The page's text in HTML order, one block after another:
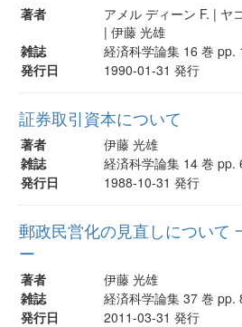
著者
アメル ディーン F. | ヤ
| 伊藤 光雄
雑誌
経済科学論集 16 巻 pp.
発行日
1990-01-31 発行
証券取引資本について
著者
伊藤 光雄
雑誌
経済科学論集 14 巻 pp.
発行日
1988-10-31 発行
郵政民営化の見直しについて
ー
著者
伊藤 光雄
雑誌
経済科学論集 37 巻 pp.
発行日
2011-03-31 発行